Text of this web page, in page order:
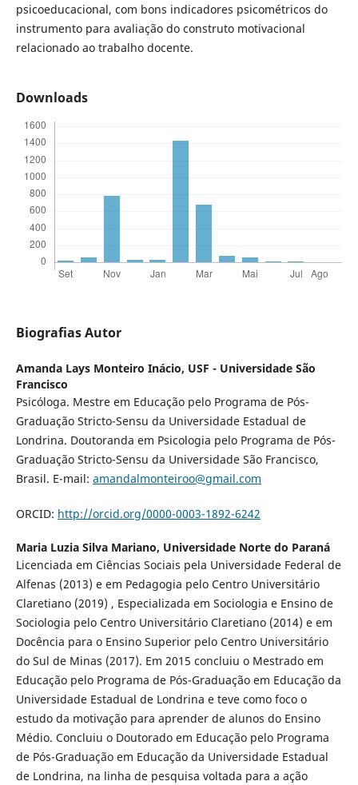
psicoeducacional, com bons indicadores psicométricos do
instrumento para avaliação do construto motivacional
relacionado ao trabalho docente.
Downloads
Biografias Autor
Amanda Lays Monteiro Inácio, USF - Universidade São
Francisco
Psicóloga. Mestre em Educação pelo Programa de Pós-
Graduação Stricto-Sensu da Universidade Estadual de
Londrina. Doutoranda em Psicologia pelo Programa de Pós-
Graduação Stricto-Sensu da Universidade São Francisco,
Brasil. E-mail: amandalmonteiroo@gmail.com
ORCID: http://orcid.org/0000-0003-1892-6242
Maria Luzia Silva Mariano, Universidade Norte do Paraná
Licenciada em Ciências Sociais pela Universidade Federal de
Alfenas (2013) e em Pedagogia pelo Centro Universitário
Claretiano (2019) , Especializada em Sociologia e Ensino de
Sociologia pelo Centro Universitário Claretiano (2014) e em
Docência para o Ensino Superior pelo Centro Universitário
do Sul de Minas (2017). Em 2015 concluiu o Mestrado em
Educação pelo Programa de Pós-Graduação em Educação da
Universidade Estadual de Londrina e teve como foco o
estudo da motivação para aprender de alunos do Ensino
Médio. Concluiu o Doutorado em Educação pelo Programa
de Pós-Graduação em Educação da Universidade Estadual
de Londrina, na linha de pesquisa voltada para a ação